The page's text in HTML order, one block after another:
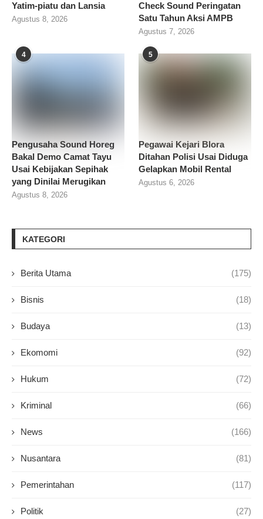
Yatim-piatu dan Lansia
Agustus 8, 2026
Check Sound Peringatan
Satu Tahun Aksi AMPB
Agustus 7, 2026
4
Pengusaha Sound Horeg
Bakal Demo Camat Tayu
Usai Kebijakan Sepihak
yang Dinilai Merugikan
Agustus 8, 2026
5
Pegawai Kejari Blora
Ditahan Polisi Usai Diduga
Gelapkan Mobil Rental
Agustus 6, 2026
KATEGORI
Berita Utama (175)
Bisnis (18)
Budaya (13)
Ekomomi (92)
Hukum (72)
Kriminal (66)
News (166)
Nusantara (81)
Pemerintahan (117)
Politik (27)